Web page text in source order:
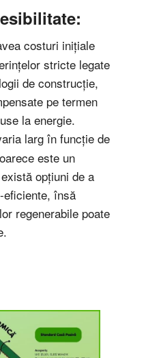
costuri inițiale
stricte legate
de construcție,
pe termen
la energie.
larg în funcție de
este un
opțiuni de a
însă
regenerabile poate